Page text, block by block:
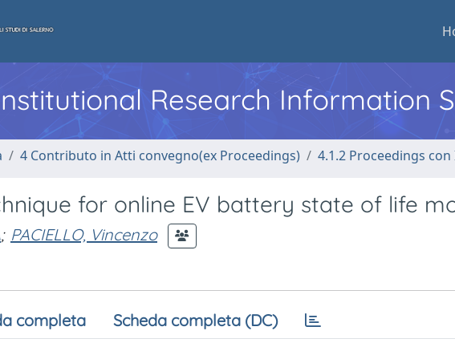
Research Information
4 Contributo in Atti convegno(ex Proceedings) 4.1.2 Proceedings con
for online EV battery state of life
; PACIELLO, Vincenzo
completa Scheda completa (DC)